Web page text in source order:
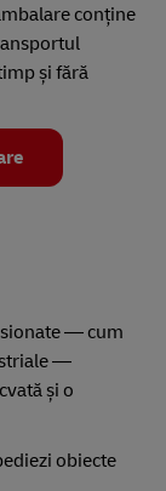
conține
și fără
— cum
—
și o
obiecte